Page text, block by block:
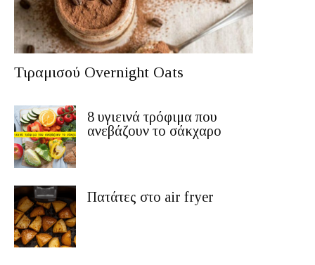
Τιραμισού Overnight Oats
8 υγιεινά τρόφιμα που
ανεβάζουν το σάκχαρο
Πατάτες στο air fryer